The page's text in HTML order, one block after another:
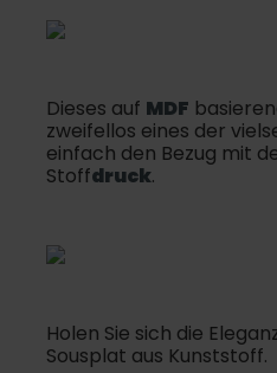
Dieses auf MDF
zweifellos eines der
einfach den Bezug mit
Stoffdruck.
Holen Sie sich die
Sousplat aus Kunststoff.